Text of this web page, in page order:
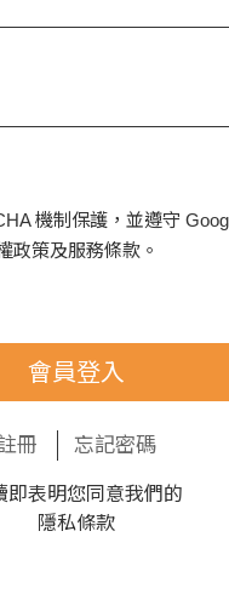
機制保護，並遵守
政策及服務條款。
會員登入
冊 忘記密碼
即表明您同意我們的
隱私條款